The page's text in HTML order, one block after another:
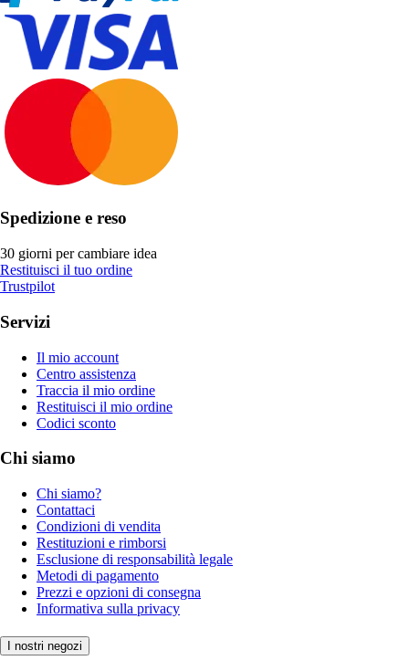
Spedizione e reso
30 giorni per cambiare idea
Restituisci il tuo ordine
Trustpilot
Servizi
Il mio account
Centro assistenza
Traccia il mio ordine
Restituisci il mio ordine
Codici sconto
Chi siamo
Chi siamo?
Contattaci
Condizioni di vendita
Restituzioni e rimborsi
Esclusione di responsabilità legale
Metodi di pagamento
Prezzi e opzioni di consegna
Informativa sulla privacy
I nostri negozi